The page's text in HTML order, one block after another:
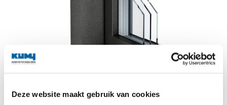
Deze website maakt gebruik van cookies